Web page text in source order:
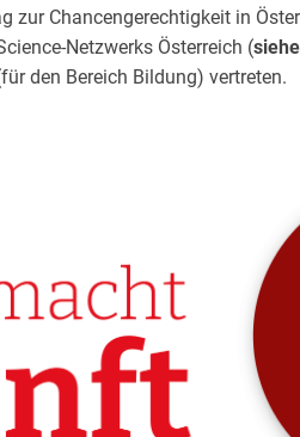
Chancengerechtigkeit in
Netzwerks Österreich (
den Bereich Bildung) vertreten.